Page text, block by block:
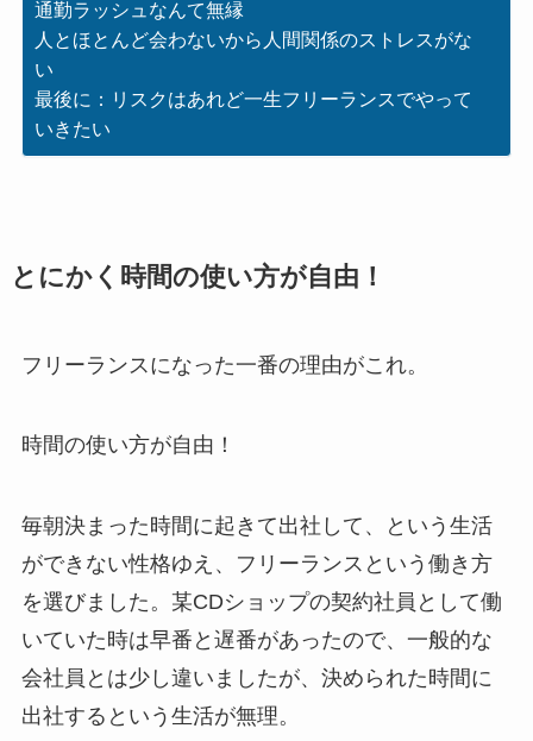
通勤ラッシュなんて無縁
人とほとんど会わないから人間関係のストレスがな
い
最後に：リスクはあれど一生フリーランスでやって
いきたい
とにかく時間の使い方が自由！
フリーランスになった一番の理由がこれ。
時間の使い方が自由！
毎朝決まった時間に起きて出社して、という生活
ができない性格ゆえ、フリーランスという働き方
を選びました。某CDショップの契約社員として働
いていた時は早番と遅番があったので、一般的な
会社員とは少し違いましたが、決められた時間に
出社するという生活が無理。